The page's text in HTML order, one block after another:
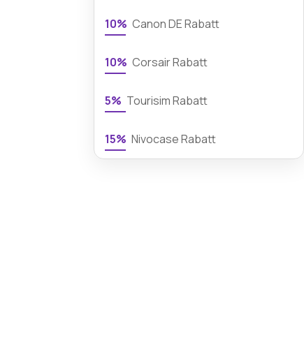
10% Canon DE Rabatt
10% Corsair Rabatt
5% Tourisim Rabatt
15% Nivocase Rabatt